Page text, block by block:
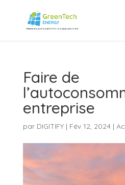
Faire de
entreprise
par DIGITIFY| Fév 12, 2024 |